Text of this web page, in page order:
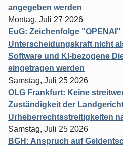
angegeben werden
Montag, Juli 27 2026
EuG: Zeichenfolge
Unterscheidungskraft nicht
Software und KI-bezogene
eingetragen werden
Samstag, Juli 25 2026
OLG Frankfurt: Keine
Zuständigkeit der
Urheberrechtsstreitigkeiten
Samstag, Juli 25 2026
BGH: Anspruch auf